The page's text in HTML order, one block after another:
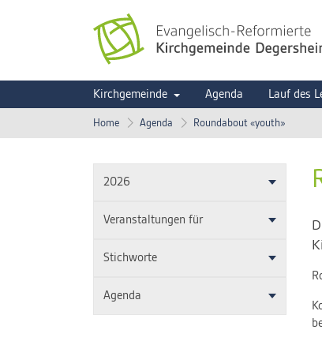
Kirchgemeinde Agenda Lauf des
Home Agenda Roundabout «youth»
2026
Veranstaltungen für
Stichworte
Agenda